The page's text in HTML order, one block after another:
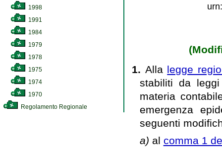
1998
1991
1984
1979
1978
1975
1974
1970
Regolamento Regionale
1. Alla legge
stabiliti da
materia
emergenza
seguenti
a) al comma 1